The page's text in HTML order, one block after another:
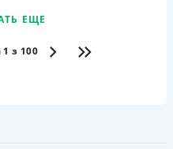
ЕЩЕ
1 з 100